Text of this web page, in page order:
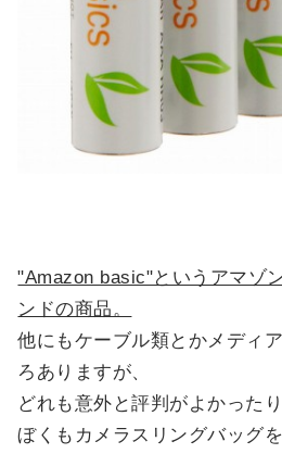
"Amazon basic"というアマゾ
ンドの商品。
他にもケーブル類とかメディ
ろありますが、
どれも意外と評判がよかったり
ぼくもカメラスリングバッグ